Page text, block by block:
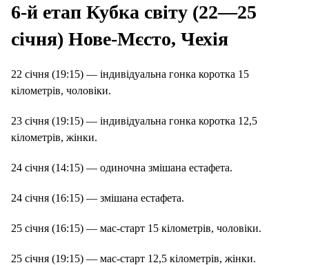
6-й етап Кубка світу (22—25
січня) Нове-Мєсто, Чехія
22 січня (19:15) — індивідуальна гонка коротка 15
кілометрів, чоловіки.
23 січня (19:15) — індивідуальна гонка коротка 12,5
кілометрів, жінки.
24 січня (14:15) — одиночна змішана естафета.
24 січня (16:15) — змішана естафета.
25 січня (16:15) — мас-старт 15 кілометрів, чоловіки.
25 січня (19:15) — мас-старт 12,5 кілометрів, жінки.